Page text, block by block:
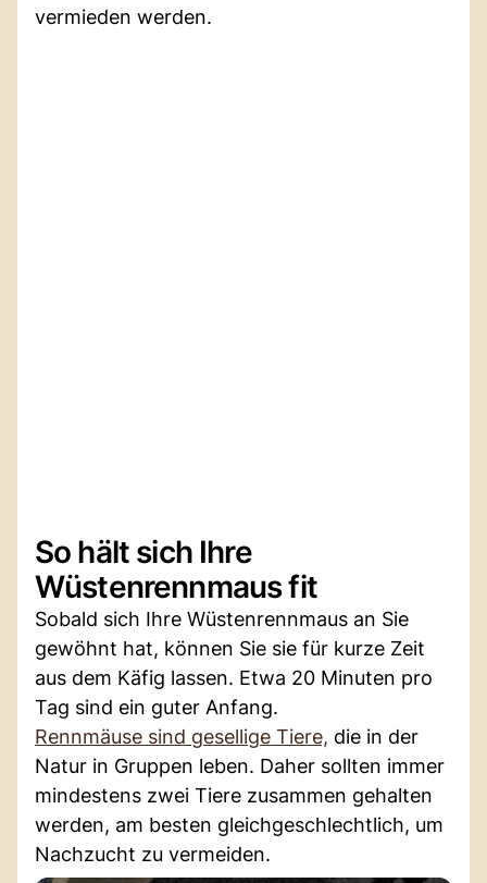
vermieden werden.
So hält sich Ihre
Wüstenrennmaus fit
Sobald sich Ihre Wüstenrennmaus an Sie
gewöhnt hat, können Sie sie für kurze Zeit
aus dem Käfig lassen. Etwa 20 Minuten pro
Tag sind ein guter Anfang.
Rennmäuse sind gesellige Tiere, die in der
Natur in Gruppen leben. Daher sollten immer
mindestens zwei Tiere zusammen gehalten
werden, am besten gleichgeschlechtlich, um
Nachzucht zu vermeiden.